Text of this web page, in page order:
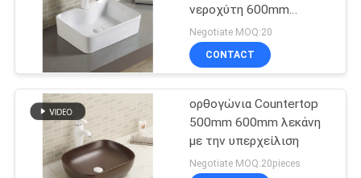
ΠΟΙΟΤΙΚΌΣ
ΈΛΕΓΧΟΣ
ΜΑΣ
ΕΛΆΤΕ
νεροχύτη 600mm
λουτρών ευρέως άσπρο
ορθογώνιο
Negotiate MOQ:20
CONTACT
ορθογώνια Countertop
500mm 600mm λεκάνη
με την υπερχείλιση
Negotiate MOQ:20pieces